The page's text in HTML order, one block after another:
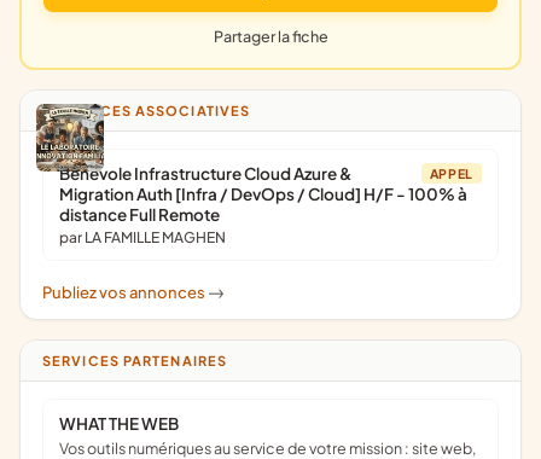
Partager la fiche
ANNONCES ASSOCIATIVES
APPEL
Bénévole Infrastructure Cloud Azure &
Migration Auth [Infra / DevOps / Cloud] H/F - 100% à
distance Full Remote
par LA FAMILLE MAGHEN
Publiez vos annonces ->
SERVICES PARTENAIRES
WHAT THE WEB
Vos outils numériques au service de votre mission : site web,